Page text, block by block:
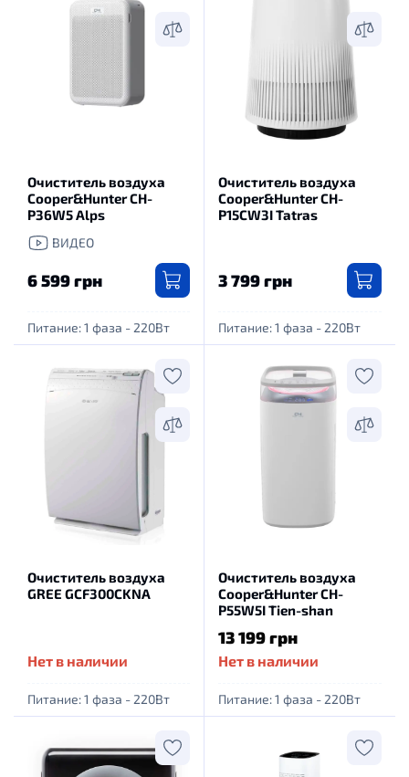
Очиститель воздуха
Cooper&Hunter CH-
P36W5 Alps
ВИДЕО
6 599 грн
Питание: 1 фаза - 220Вт
Очиститель воздуха
Cooper&Hunter CH-
P15CW3I Tatras
3 799 грн
Питание: 1 фаза - 220Вт
Очиститель воздуха
GREE GCF300CKNA
Нет в наличии
Питание: 1 фаза - 220Вт
Очиститель воздуха
Cooper&Hunter CH-
P55W5I Tien-shan
13 199 грн
Нет в наличии
Питание: 1 фаза - 220Вт